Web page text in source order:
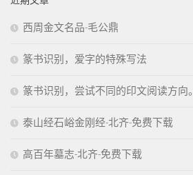
西周金文名品-毛公鼎
篆书识别，爱字的特殊写法
篆书识别，尝试不同的印文阅读方向。
泰山经石峪金刚经-北齐-免费下载
高百年墓志-北齐-免费下载